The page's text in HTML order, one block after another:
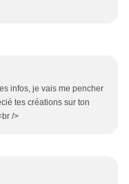
infos, je vais me pencher
tes créations sur ton
/>